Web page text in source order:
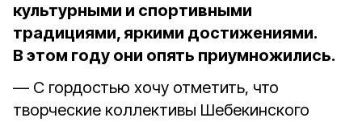
культурными и спортивными
традициями, яркими достижениями.
В этом году они опять приумножились.
— С гордостью хочу отметить, что
творческие коллективы Шебекинского